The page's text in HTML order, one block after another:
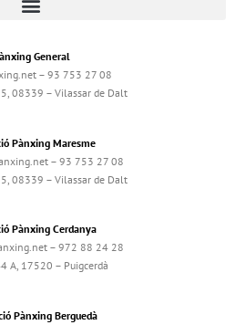
General
– 93 753 27 08
08339 – Vilassar de Dalt
Pànxing Maresme
– 93 753 27 08
08339 – Vilassar de Dalt
Pànxing Cerdanya
– 972 88 24 28
A, 17520 – Puigcerdà
Pànxing Berguedà